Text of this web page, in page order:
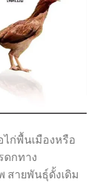
ไก่พื้นเมืองหรือ
กทาง
สายพันธุ์ดั้งเดิม